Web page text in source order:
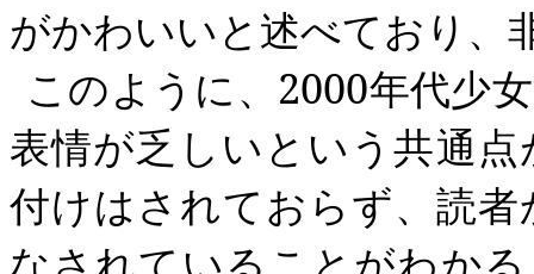
がかわいいと述べており、
このように、 2000年代少
表情が乏しいという共通
付けはされておらず、読
なされていることがわか